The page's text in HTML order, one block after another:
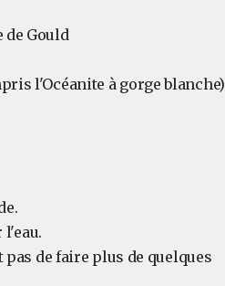
de Gould
l'Océanite à gorge blanche)
de faire plus de quelques